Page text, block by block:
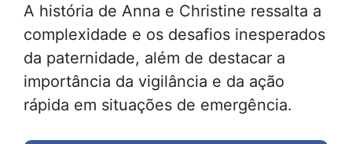
A história de Anna e Christine ressalta a
complexidade e os desafios inesperados
da paternidade, além de destacar a
importância da vigilância e da ação
rápida em situações de emergência.